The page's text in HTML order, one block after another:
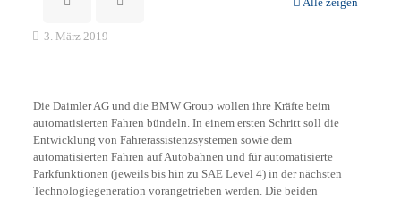
3. März 2019
Die Daimler AG und die BMW Group wollen ihre Kräfte beim
automatisierten Fahren bündeln. In einem ersten Schritt soll die
Entwicklung von Fahrerassistenzsystemen sowie dem
automatisierten Fahren auf Autobahnen und für automatisierte
Parkfunktionen (jeweils bis hin zu SAE Level 4) in der nächsten
Technologiegeneration vorangetrieben werden. Die beiden